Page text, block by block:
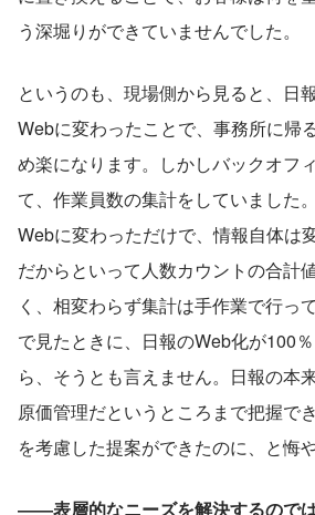
う深堀りができていませんでした。
というのも、現場側から見ると、日
Webに変わったことで、事務所に帰
め楽になります。しかしバックオフ
て、作業員数の集計をしていました
Webに変わっただけで、情報自体は
だからといって人数カウントの合計
く、相変わらず集計は手作業で行っ
で見たときに、日報のWeb化が100
ら、そうとも言えません。日報の本
原価管理だというところまで把握で
を考慮した提案ができたのに、と悔
――表層的なニーズを解決するので